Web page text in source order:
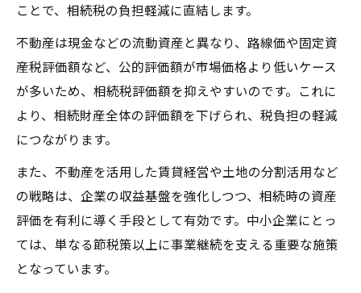
ことで、相続税の負担軽減に直結します。
不動産は現金などの流動資産と異なり、路線価や固定資
産税評価額など、公的評価額が市場価格より低いケース
が多いため、相続税評価額を抑えやすいのです。これに
より、相続財産全体の評価額を下げられ、税負担の軽減
につながります。
また、不動産を活用した賃貸経営や土地の分割活用など
の戦略は、企業の収益基盤を強化しつつ、相続時の資産
評価を有利に導く手段として有効です。中小企業にとっ
ては、単なる節税策以上に事業継続を支える重要な施策
となっています。